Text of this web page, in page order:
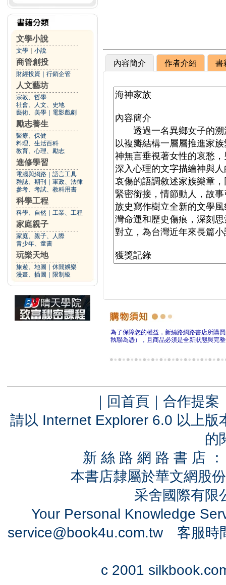
文學小說
文學 小說
商管創投
財經投資 行銷企管
人文藝坊
宗教、哲學
社會、人文、史地
藝術、美學
電影戲劇
勵志養生
醫療、保健
料理、生活百科
教育、心理、勵志
進修學習
電腦與網路
語言工具
雜誌、期刊
軍政、法律
參考、考試、教科用書
科學工程
科學、自然 工業、工程
家庭親子
家庭、親子、人際
青少年、童書
玩樂天地
旅遊、地圖
休閒娛樂
漫畫、插圖
限制級
內容簡介 作者介紹 書
為了保障您的權益，新絲路網路書店所購
執聯為憑），且商品必須是全新狀態與完
｜ 回首頁 ｜ 合作提案
請以 Internet Explorer 6.0 以上
的
新 絲 路 網 路 書 店
本書店隸屬於華文網股
采舍國際有
Your Personal Knowledge
service@book4u.com.tw客服時
c 2001